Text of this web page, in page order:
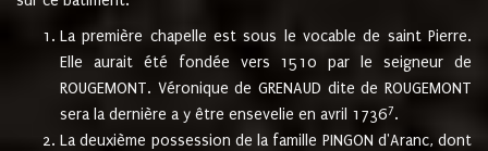
La première chapelle est sous le vocable de saint Pierre.
Elle aurait été fondée vers 1510 par le seigneur de
ROUGEMONT. Véronique de GRENAUD dite de ROUGEMONT
sera la dernière a y être ensevelie en avril 17367.
La deuxième possession de la famille PINGON d'Aranc, dont